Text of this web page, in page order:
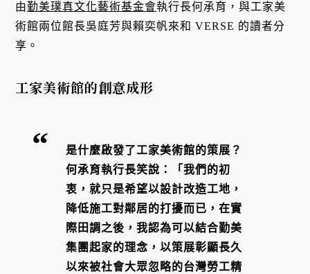
由勤美璞真文化藝術基金會執行長何承育，與工家美
術館兩位館長吳庭芳與賴奕帆來和 VERSE 的讀者分
享。
工家美術館的創意成形
是什麼啟發了工家美術館的策展？
何承育執行長笑說：「我們的初
衷，就只是希望以設計改造工地，
降低施工對鄰居的打擾而已，在實
際田調之後，我認為可以結合勤美
集團起家的理念，以策展彰顯長久
以來被社會大眾忽略的台灣勞工精